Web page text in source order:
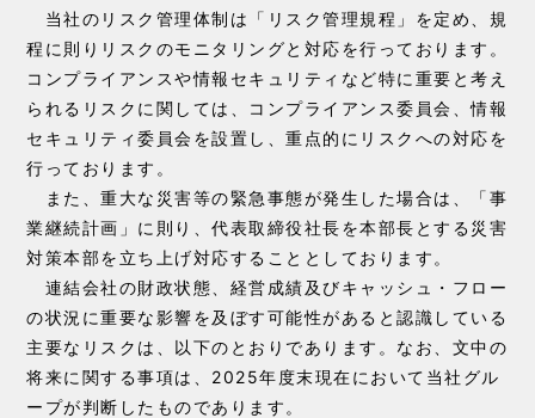
当社のリスク管理体制は「リスク管理規程」を定め、規
程に則りリスクのモニタリングと対応を行っております。
コンプライアンスや情報セキュリティなど特に重要と考え
られるリスクに関しては、コンプライアンス委員会、情報
セキュリティ委員会を設置し、重点的にリスクへの対応を
行っております。
また、重大な災害等の緊急事態が発生した場合は、「事
業継続計画」に則り、代表取締役社長を本部長とする災害
対策本部を立ち上げ対応することとしております。
連結会社の財政状態、経営成績及びキャッシュ・フロー
の状況に重要な影響を及ぼす可能性があると認識している
主要なリスクは、以下のとおりであります。なお、文中の
将来に関する事項は、2025年度末現在において当社グル
ープが判断したものであります。